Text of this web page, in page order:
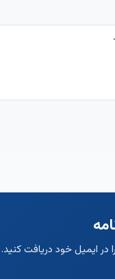
در ایمیل خود دریافت کنید.